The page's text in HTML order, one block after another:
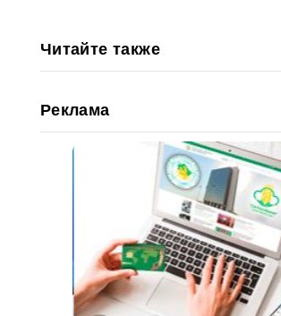
Читайте также
Реклама